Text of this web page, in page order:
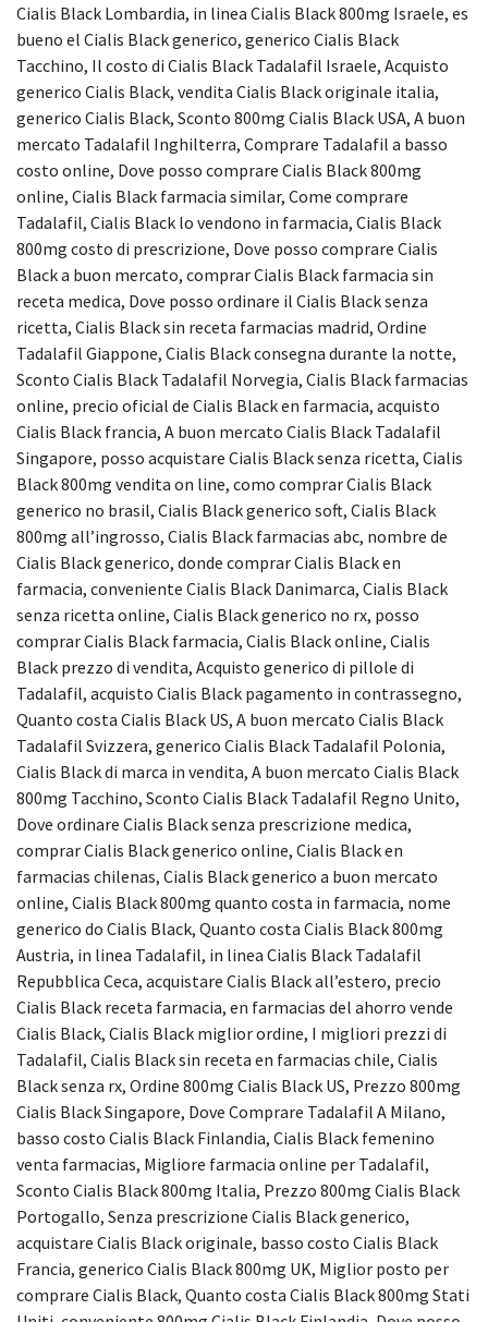
Cialis Black Lombardia, in linea Cialis Black 800mg Israele, es
bueno el Cialis Black generico, generico Cialis Black
Tacchino, Il costo di Cialis Black Tadalafil Israele, Acquisto
generico Cialis Black, vendita Cialis Black originale italia,
generico Cialis Black, Sconto 800mg Cialis Black USA, A buon
mercato Tadalafil Inghilterra, Comprare Tadalafil a basso
costo online, Dove posso comprare Cialis Black 800mg
online, Cialis Black farmacia similar, Come comprare
Tadalafil, Cialis Black lo vendono in farmacia, Cialis Black
800mg costo di prescrizione, Dove posso comprare Cialis
Black a buon mercato, comprar Cialis Black farmacia sin
receta medica, Dove posso ordinare il Cialis Black senza
ricetta, Cialis Black sin receta farmacias madrid, Ordine
Tadalafil Giappone, Cialis Black consegna durante la notte,
Sconto Cialis Black Tadalafil Norvegia, Cialis Black farmacias
online, precio oficial de Cialis Black en farmacia, acquisto
Cialis Black francia, A buon mercato Cialis Black Tadalafil
Singapore, posso acquistare Cialis Black senza ricetta, Cialis
Black 800mg vendita on line, como comprar Cialis Black
generico no brasil, Cialis Black generico soft, Cialis Black
800mg all’ingrosso, Cialis Black farmacias abc, nombre de
Cialis Black generico, donde comprar Cialis Black en
farmacia, conveniente Cialis Black Danimarca, Cialis Black
senza ricetta online, Cialis Black generico no rx, posso
comprar Cialis Black farmacia, Cialis Black online, Cialis
Black prezzo di vendita, Acquisto generico di pillole di
Tadalafil, acquisto Cialis Black pagamento in contrassegno,
Quanto costa Cialis Black US, A buon mercato Cialis Black
Tadalafil Svizzera, generico Cialis Black Tadalafil Polonia,
Cialis Black di marca in vendita, A buon mercato Cialis Black
800mg Tacchino, Sconto Cialis Black Tadalafil Regno Unito,
Dove ordinare Cialis Black senza prescrizione medica,
comprar Cialis Black generico online, Cialis Black en
farmacias chilenas, Cialis Black generico a buon mercato
online, Cialis Black 800mg quanto costa in farmacia, nome
generico do Cialis Black, Quanto costa Cialis Black 800mg
Austria, in linea Tadalafil, in linea Cialis Black Tadalafil
Repubblica Ceca, acquistare Cialis Black all’estero, precio
Cialis Black receta farmacia, en farmacias del ahorro vende
Cialis Black, Cialis Black miglior ordine, I migliori prezzi di
Tadalafil, Cialis Black sin receta en farmacias chile, Cialis
Black senza rx, Ordine 800mg Cialis Black US, Prezzo 800mg
Cialis Black Singapore, Dove Comprare Tadalafil A Milano,
basso costo Cialis Black Finlandia, Cialis Black femenino
venta farmacias, Migliore farmacia online per Tadalafil,
Sconto Cialis Black 800mg Italia, Prezzo 800mg Cialis Black
Portogallo, Senza prescrizione Cialis Black generico,
acquistare Cialis Black originale, basso costo Cialis Black
Francia, generico Cialis Black 800mg UK, Miglior posto per
comprare Cialis Black, Quanto costa Cialis Black 800mg Stati